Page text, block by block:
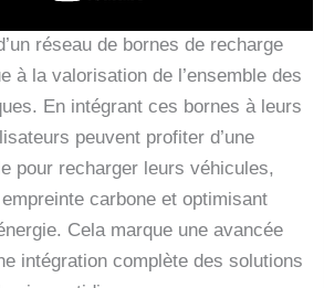
réseau de bornes de recharge
à la valorisation de l’ensemble des
En intégrant ces bornes à leurs
peuvent profiter d’une
pour recharger leurs véhicules,
carbone et optimisant
Cela marque une avancée
intégration complète des solutions